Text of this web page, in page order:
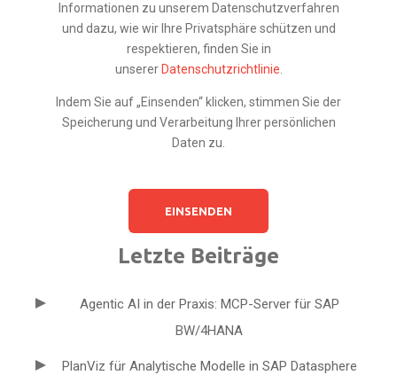
Informationen zu unserem Datenschutzverfahren
und dazu, wie wir Ihre Privatsphäre schützen und
respektieren, finden Sie in
unserer Datenschutzrichtlinie
Indem Sie auf „Einsenden“ klicken, stimmen Sie der
Speicherung und Verarbeitung Ihrer persönlichen
Daten zu.
Letzte Beiträge
Agentic AI in der Praxis: MCP-Server für SAP
BW/4HANA
PlanViz für Analytische Modelle in SAP Datasphere